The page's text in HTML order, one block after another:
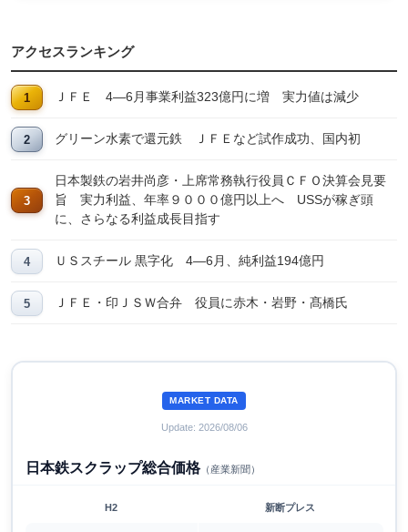
アクセスランキング
ＪＦＥ 4―6月事業利益323億円に増 実力値は減少
グリーン水素で還元鉄 ＪＦＥなど試作成功、国内初
日本製鉄の岩井尚彦・上席常務執行役員ＣＦＯ決算会見要
旨 実力利益、年率９０００億円以上へ USSが稼ぎ頭
に、さらなる利益成長目指す
ＵＳスチール 黒字化 4―6月、純利益194億円
ＪＦＥ・印ＪＳＷ合弁 役員に赤木・岩野・髙橋氏
MARKET DATA
Update: 2026/08/06
日本鉄スクラップ総合価格（産業新聞）
H2 新断プレス